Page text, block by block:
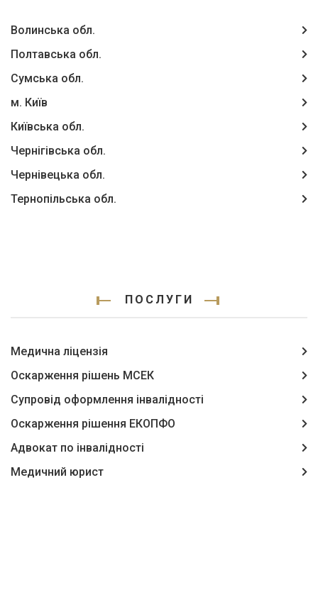
Волинська обл.
Полтавська обл.
Сумська обл.
м. Київ
Київська обл.
Чернігівська обл.
Чернівецька обл.
Тернопільська обл.
ПОСЛУГИ
Медична ліцензія
Оскарження рішень МСЕК
Супровід оформлення інвалідності
Оскарження рішення ЕКОПФО
Адвокат по інвалідності
Медичний юрист